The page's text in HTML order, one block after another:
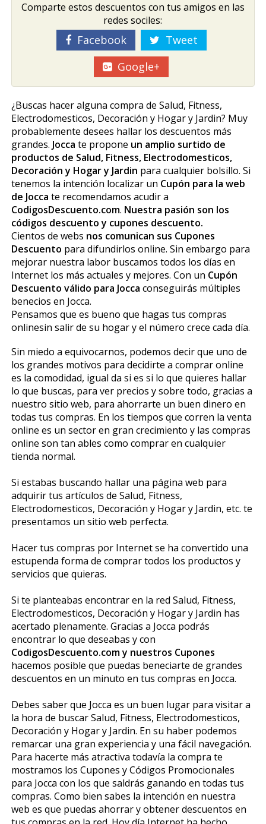
Comparte estos descuentos con tus amigos en las
redes sociles:
Facebook
Tweet
Google+
¿Buscas hacer alguna compra de Salud, Fitness,
Electrodomesticos, Decoración y Hogar y Jardin? Muy
probablemente desees hallar los descuentos más
grandes. Jocca te propone un amplio surtido de
productos de Salud, Fitness, Electrodomesticos,
Decoración y Hogar y Jardin para cualquier bolsillo. Si
tenemos la intención localizar un Cupón para la web
de Jocca te recomendamos acudir a
CodigosDescuento.com. Nuestra pasión son los
códigos descuento y cupones descuento.
Cientos de webs nos comunican sus Cupones
Descuento para difundirlos online. Sin embargo para
mejorar nuestra labor buscamos todos los días en
Internet los más actuales y mejores. Con un Cupón
Descuento válido para Jocca conseguirás múltiples
beneficios en Jocca.
Pensamos que es bueno que hagas tus compras
onlinesin salir de su hogar y el número crece cada día.
Sin miedo a equivocarnos, podemos decir que uno de
los grandes motivos para decidirte a comprar online
es la comodidad, igual da si es si lo que quieres hallar
lo que buscas, para ver precios y sobre todo, gracias a
nuestro sitio web, para ahorrarte un buen dinero en
todas tus compras. En los tiempos que corren la venta
online es un sector en gran crecimiento y las compras
online son tan fiables como comprar en cualquier
tienda normal.
Si estabas buscando hallar una página web para
adquirir tus artículos de Salud, Fitness,
Electrodomesticos, Decoración y Hogar y Jardin, etc. te
presentamos un sitio web perfecta.
Hacer tus compras por Internet se ha convertido una
estupenda forma de comprar todos los productos y
servicios que quieras.
Si te planteabas encontrar en la red Salud, Fitness,
Electrodomesticos, Decoración y Hogar y Jardin has
acertado plenamente. Gracias a Jocca podrás
encontrar lo que deseabas y con
CodigosDescuento.com y nuestros Cupones
hacemos posible que puedas beneficiarte de grandes
descuentos en un minuto en tus compras en Jocca.
Debes saber que Jocca es un buen lugar para visitar a
la hora de buscar Salud, Fitness, Electrodomesticos,
Decoración y Hogar y Jardin. En su haber podemos
remarcar una gran experiencia y una fácil navegación.
Para hacerte más atractiva todavía la compra te
mostramos los Cupones y Códigos Promocionales
para Jocca con los que saldrás ganando en todas tus
compras. Como bien sabes la intención en nuestra
web es que puedas ahorrar y obtener descuentos en